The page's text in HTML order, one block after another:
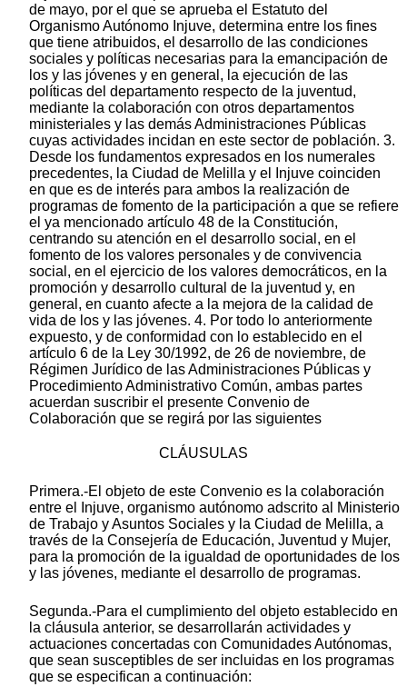
de mayo, por el que se aprueba el Estatuto del
Organismo Autónomo Injuve, determina entre los fines
que tiene atribuidos, el desarrollo de las condiciones
sociales y políticas necesarias para la emancipación de
los y las jóvenes y en general, la ejecución de las
políticas del departamento respecto de la juventud,
mediante la colaboración con otros departamentos
ministeriales y las demás Administraciones Públicas
cuyas actividades incidan en este sector de población. 3.
Desde los fundamentos expresados en los numerales
precedentes, la Ciudad de Melilla y el Injuve coinciden
en que es de interés para ambos la realización de
programas de fomento de la participación a que se refiere
el ya mencionado artículo 48 de la Constitución,
centrando su atención en el desarrollo social, en el
fomento de los valores personales y de convivencia
social, en el ejercicio de los valores democráticos, en la
promoción y desarrollo cultural de la juventud y, en
general, en cuanto afecte a la mejora de la calidad de
vida de los y las jóvenes. 4. Por todo lo anteriormente
expuesto, y de conformidad con lo establecido en el
artículo 6 de la Ley 30/1992, de 26 de noviembre, de
Régimen Jurídico de las Administraciones Públicas y
Procedimiento Administrativo Común, ambas partes
acuerdan suscribir el presente Convenio de
Colaboración que se regirá por las siguientes
CLÁUSULAS
Primera.-El objeto de este Convenio es la colaboración
entre el Injuve, organismo autónomo adscrito al Ministerio
de Trabajo y Asuntos Sociales y la Ciudad de Melilla, a
través de la Consejería de Educación, Juventud y Mujer,
para la promoción de la igualdad de oportunidades de los
y las jóvenes, mediante el desarrollo de programas.
Segunda.-Para el cumplimiento del objeto establecido en
la cláusula anterior, se desarrollarán actividades y
actuaciones concertadas con Comunidades Autónomas,
que sean susceptibles de ser incluidas en los programas
que se especifican a continuación: